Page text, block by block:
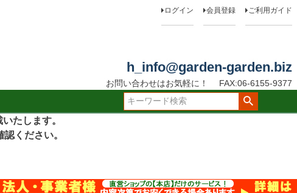
ログイン 会員登録 ご利用ガイド
h_info@garden-garden.biz
お問い合わせはお気軽に！
FAX:06-6155-9377
たします。
ください。